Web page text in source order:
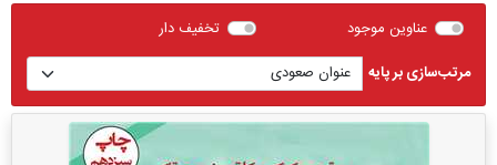
عناوین موجود
تخفیف دار
مرتب‌سازی بر پایه